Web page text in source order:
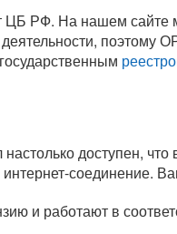
ЦБ РФ. На нашем
поэтому
доступен,
интернет-соединение.
и работают в